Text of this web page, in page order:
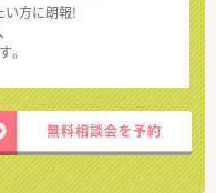
い方に朗報!
。
無料相談会を予約